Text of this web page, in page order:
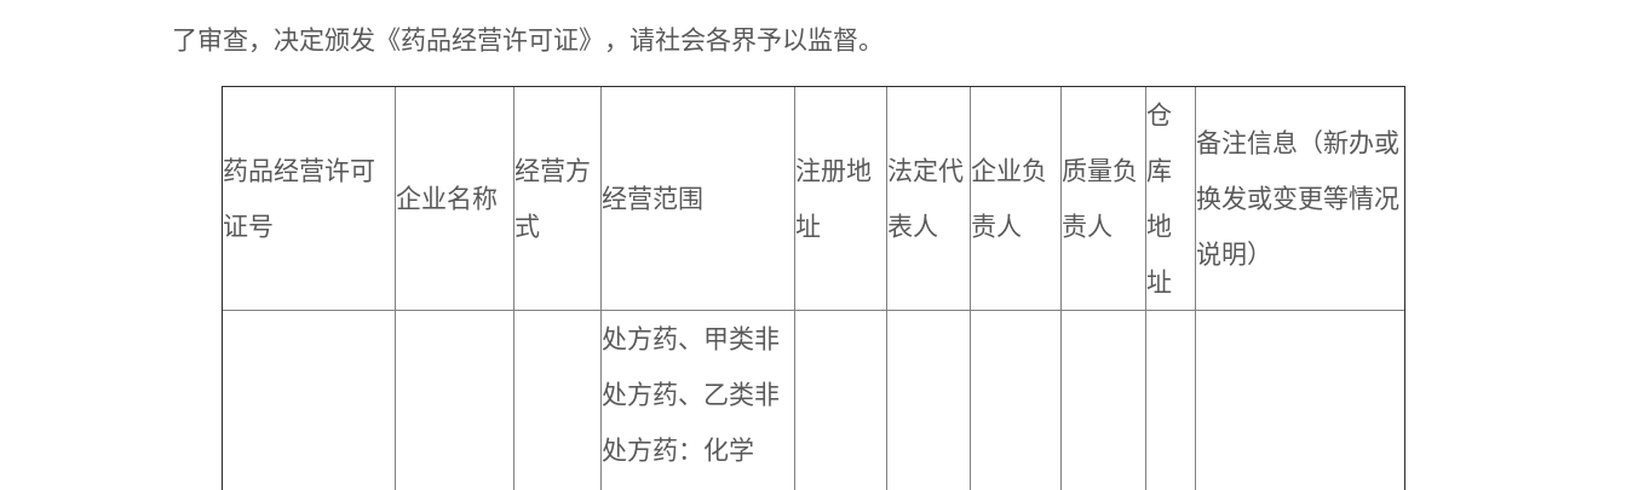
了审查，决定颁发《药品经营许可证》，请社会各界予以监督。
药品经营许可
证号
企业名称
经营方
式
经营范围
注册地
址
法定代
表人
企业负
责人
质量负
责人
仓
库
地
址
备注信息（新办或
换发或变更等情况
说明）
处方药、甲类非
处方药、乙类非
处方药：化学